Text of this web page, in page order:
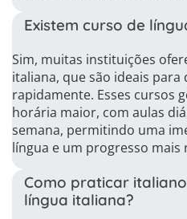
Existem curso de
Sim, muitas instituições
italiana, que são ideais
rapidamente. Esses cursos
horária maior, com aulas
semana, permitindo uma
língua e um progresso mais
Como praticar
língua italiana?